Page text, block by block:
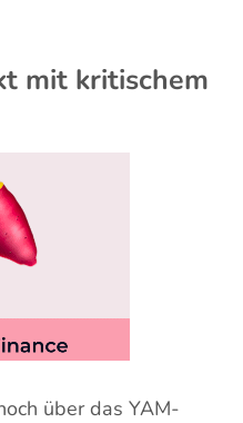
mit kritischem
über das YAM-